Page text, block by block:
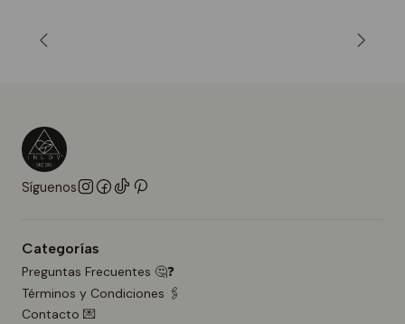
Síguenos
Categorías
Preguntas Frecuentes 🤔❓
Términos y Condiciones 🖇️
Contacto 💌